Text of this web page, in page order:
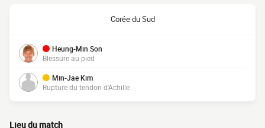
Corée du Sud
Heung-Min Son
Blessure au pied
Min-Jae Kim
Rupture du tendon d'Achille
Lieu du match